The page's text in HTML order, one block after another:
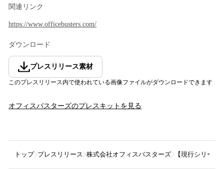
関連リンク
https://www.officebusters.com/
ダウンロード
プレスリリース素材
このプレスリリース内で使われている画像ファイルがダウンロードできます
オフィスバスターズのプレスキットを見る
トップ プレスリリース 株式会社オフィスバスターズ 【現行シリー